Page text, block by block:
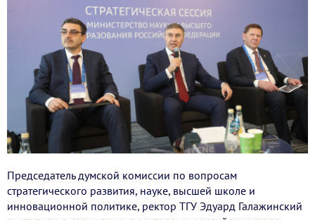
Председатель думской комиссии по вопросам
стратегического развития, науке, высшей школе и
инновационной политике, ректор ТГУ Эдуард Галажинский